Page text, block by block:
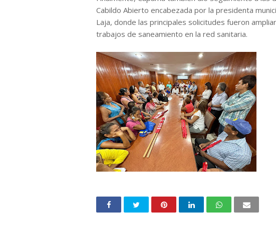
Cabildo Abierto encabezada por la presidenta
Laja, donde las principales solicitudes fueron
trabajos de saneamiento en la red sanitaria.